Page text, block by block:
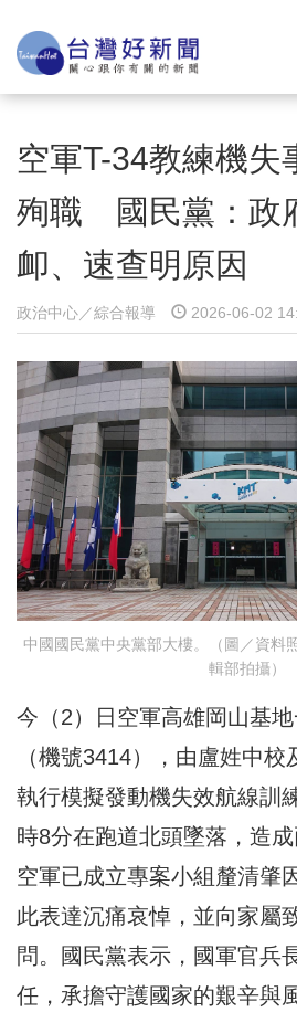
空軍T-34教練機失
殉職 國民黨：政
卹、速查明原因
政治中心／綜合報導 2026-06-02
中國國民黨中央黨部大樓。（圖／資料
輯部拍攝）
今（2）日空軍高雄岡山基
（機號3414），由盧姓中校
執行模擬發動機失效航線訓
時8分在跑道北頭墜落，造成
空軍已成立專案小組釐清肇
此表達沉痛哀悼，並向家屬
問。國民黨表示，國軍官兵
任，承擔守護國家的艱辛與